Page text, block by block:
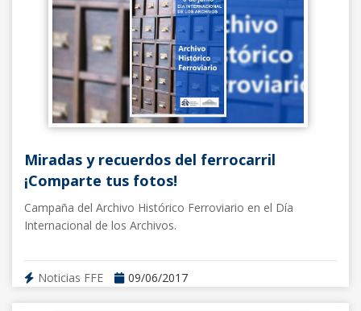
Miradas y recuerdos del ferrocarril
¡Comparte tus fotos!
Campaña del Archivo Histórico Ferroviario en el Día
Internacional de los Archivos.
Noticias FFE 09/06/2017